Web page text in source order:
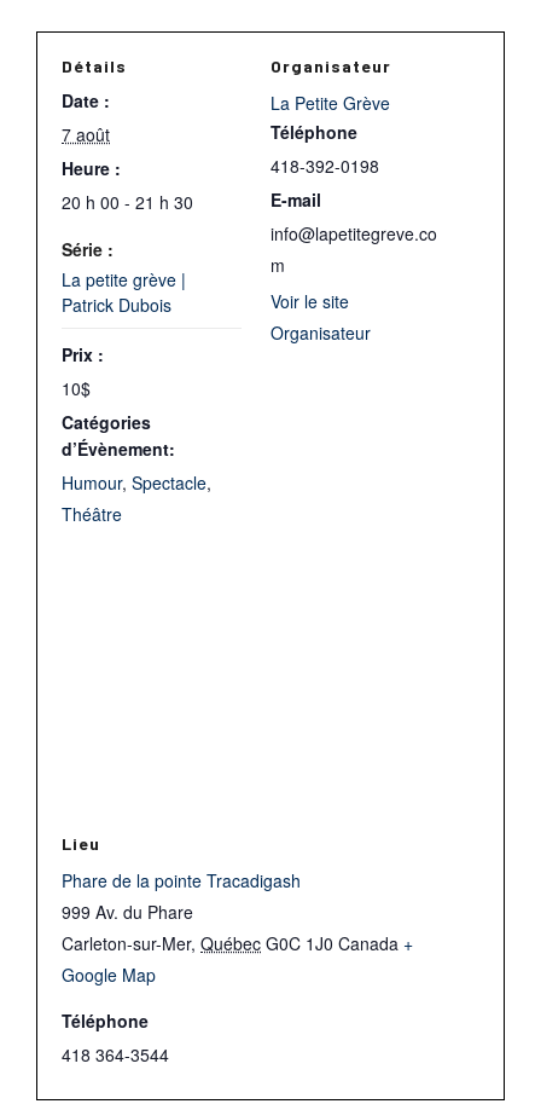
Détails
Date :
7 août
Heure :
20 h 00 - 21 h 30
Série :
La petite grève |
Patrick Dubois
Prix :
10$
Catégories
d’Évènement:
Humour, Spectacle,
Théâtre
Organisateur
La Petite Grève
Téléphone
418-392-0198
E-mail
info@lapetitegreve.co
m
Voir le site
Organisateur
Lieu
Phare de la pointe Tracadigash
999 Av. du Phare
Carleton-sur-Mer, Québec G0C 1J0 Canada +
Google Map
Téléphone
418 364-3544